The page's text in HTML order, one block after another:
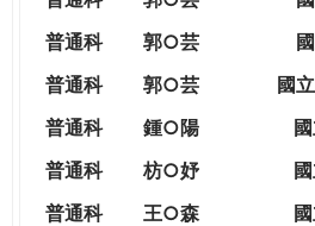
e
普通科
郭○芸
普通科
郭○芸
國
普通科
鍾○陽
普通科
枋○妤
普通科
王○森